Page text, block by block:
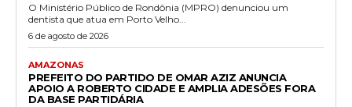
O Ministério Público de Rondônia (MPRO) denunciou um
dentista que atua em Porto Velho...
6 de agosto de 2026
AMAZONAS
PREFEITO DO PARTIDO DE OMAR AZIZ ANUNCIA
APOIO A ROBERTO CIDADE E AMPLIA ADESÕES FORA
DA BASE PARTIDÁRIA